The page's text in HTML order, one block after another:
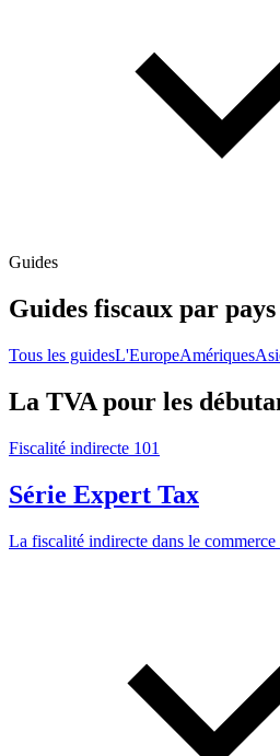
Guides
Guides fiscaux par pays
Tous les guidesL'EuropeAmériques
La TVA pour les
Fiscalité indirecte 101
Série Expert Tax
La fiscalité indirecte dans le